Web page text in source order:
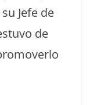
Jefe de
de